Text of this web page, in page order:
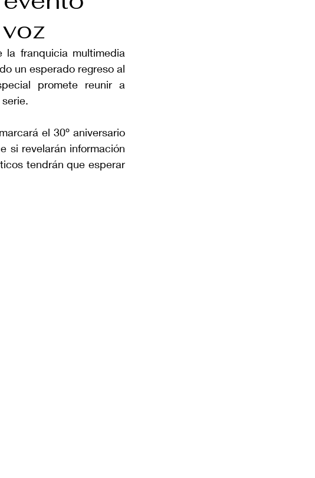
la franquicia multimedia
un esperado regreso al
promete reunir a
el 30º aniversario
si revelarán información
tendrán que esperar